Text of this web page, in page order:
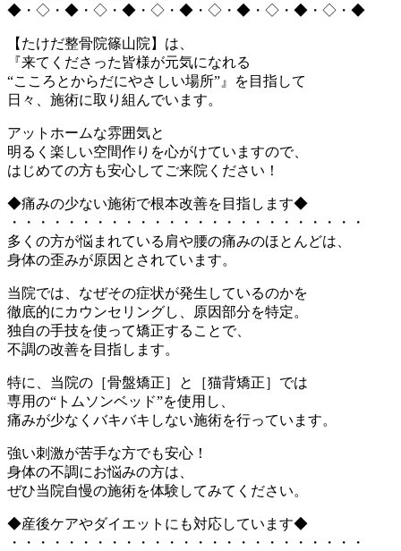
◆・◇・◆・◇・◆・◇・◆・◇・◆・◇・◆・◇・◆
【たけだ整骨院篠山院】は、
『来てくださった皆様が元気になれる
“こころとからだにやさしい場所”』を目指して
日々、施術に取り組んでいます。
アットホームな雰囲気と
明るく楽しい空間作りを心がけていますので、
はじめての方も安心してご来院ください！
◆痛みの少ない施術で根本改善を目指します◆
・・・・・・・・・・・・・・・・・・・・・・・・・
多くの方が悩まれている肩や腰の痛みのほとんどは、
身体の歪みが原因とされています。
当院では、なぜその症状が発生しているのかを
徹底的にカウンセリングし、原因部分を特定。
独自の手技を使って矯正することで、
不調の改善を目指します。
特に、当院の［骨盤矯正］と［猫背矯正］では
専用の“トムソンベッド”を使用し、
痛みが少なくバキバキしない施術を行っています。
強い刺激が苦手な方でも安心！
身体の不調にお悩みの方は、
ぜひ当院自慢の施術を体験してみてください。
◆産後ケアやダイエットにも対応しています◆
・・・・・・・・・・・・・・・・・・・・・・・・・